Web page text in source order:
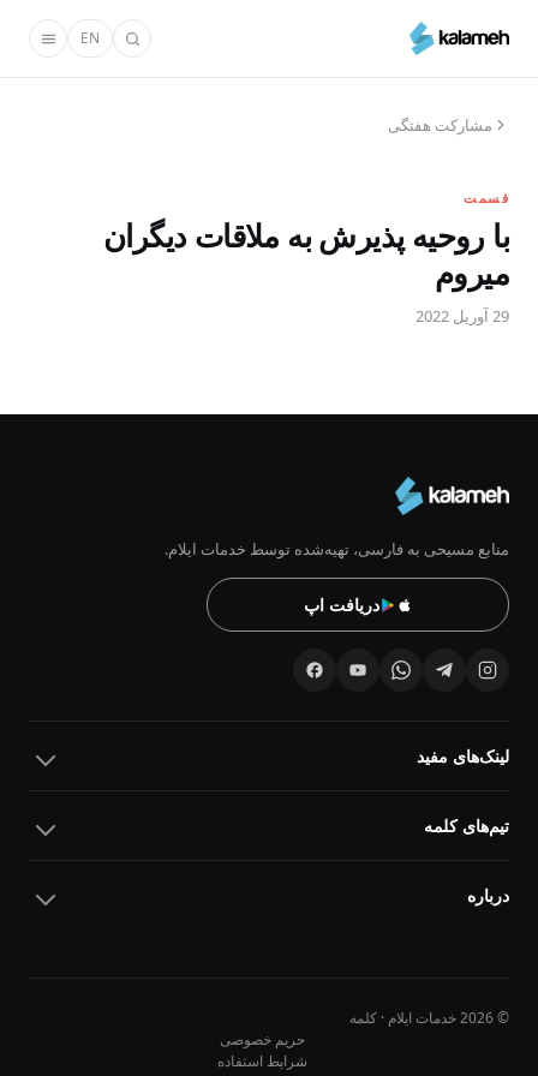
محتوای
EN
مشارکت هفتگی
قسمت
با روحیه پذیرش به ملاقات دیگران
میروم
29 آوریل 2022
منابع مسیحی به فارسی، تهیه‌شده توسط خدمات ایلام.
دریافت اپ
لینک‌های مفید
تیم‌های کلمه
درباره
© 2026 خدمات ایلام · کلمه
حریم خصوصی
شرایط استفاده